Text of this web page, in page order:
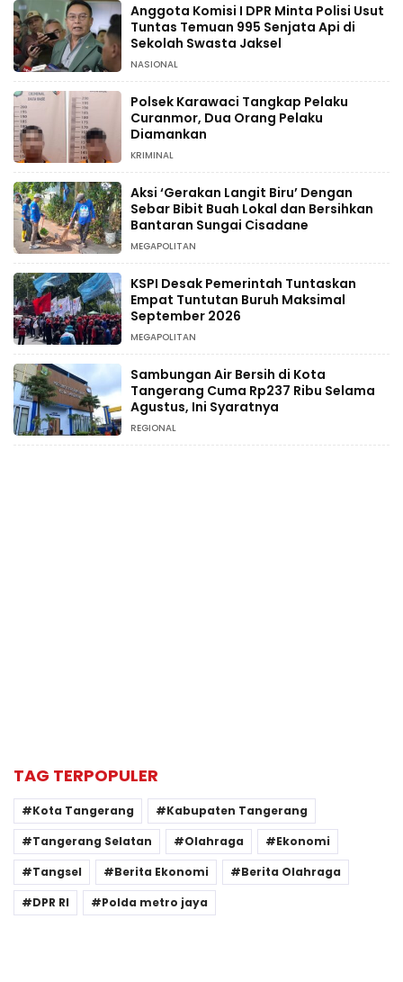
Anggota Komisi I DPR Minta Polisi Usut
Tuntas Temuan 995 Senjata Api di
Sekolah Swasta Jaksel
NASIONAL
Polsek Karawaci Tangkap Pelaku
Curanmor, Dua Orang Pelaku
Diamankan
KRIMINAL
Aksi ‘Gerakan Langit Biru’ Dengan
Sebar Bibit Buah Lokal dan Bersihkan
Bantaran Sungai Cisadane
MEGAPOLITAN
KSPI Desak Pemerintah Tuntaskan
Empat Tuntutan Buruh Maksimal
September 2026
MEGAPOLITAN
Sambungan Air Bersih di Kota
Tangerang Cuma Rp237 Ribu Selama
Agustus, Ini Syaratnya
REGIONAL
TAG TERPOPULER
Kota Tangerang
Kabupaten Tangerang
Tangerang Selatan
Olahraga
Ekonomi
Tangsel
Berita Ekonomi
Berita Olahraga
DPR RI
Polda metro jaya